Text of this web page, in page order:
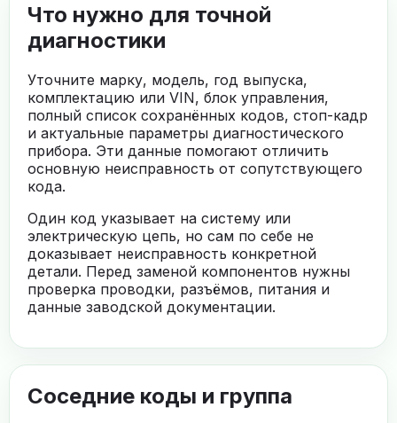
Что нужно для точной
диагностики
Уточните марку, модель, год выпуска,
комплектацию или VIN, блок управления,
полный список сохранённых кодов, стоп-кадр
и актуальные параметры диагностического
прибора. Эти данные помогают отличить
основную неисправность от сопутствующего
кода.
Один код указывает на систему или
электрическую цепь, но сам по себе не
доказывает неисправность конкретной
детали. Перед заменой компонентов нужны
проверка проводки, разъёмов, питания и
данные заводской документации.
Соседние коды и группа